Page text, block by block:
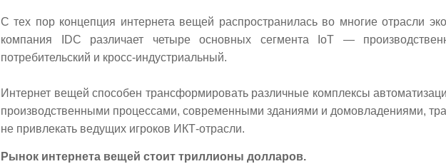
С тех пор концепция интернета вещей распространилась во многие отрасли
компания IDC различает четыре основных сегмента IoT —
потребительский и кросс-индустриальный.
Интернет вещей способен трансформировать различные комплексы
производственными процессами, современными зданиями и домовладениями,
не привлекать ведущих игроков ИКТ-отрасли.
Рынок интернета вещей стоит триллионы долларов.